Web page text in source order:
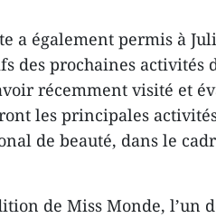
a également permis à
des prochaines activités
récemment visité et
les principales
de beauté, dans le
de Miss Monde, l’un